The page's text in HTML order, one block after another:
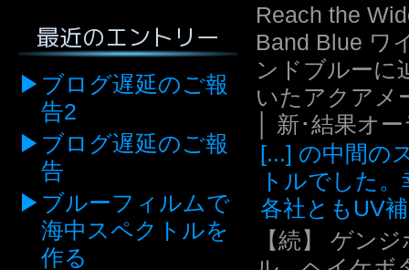
最近のエントリー
ブログ遅延のご報
告2
ブログ遅延のご報
告
ブルーフィルムで
海中スペクトルを
作る
Reach the
Band Blue ワ
ンドブルーに
いたアクアメ
│ 新･結果オ
[...] の中間の
トルでした
各社ともUV
【続】 ゲン